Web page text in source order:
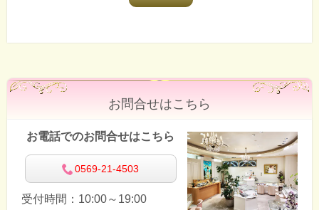
お問合せはこちら
お電話でのお問合せはこちら
0569-21-4503
受付時間：10:00～19:00